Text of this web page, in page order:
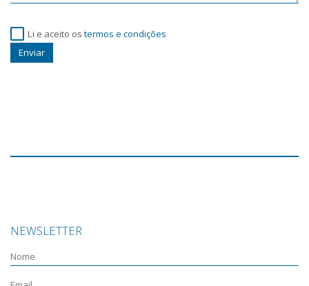
Li e aceito os termos e condições
Enviar
NEWSLETTER